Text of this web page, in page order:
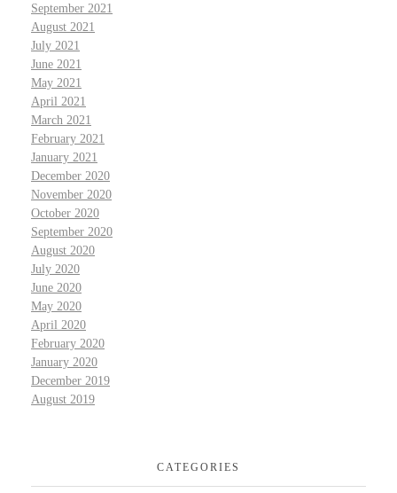
September 2021
August 2021
July 2021
June 2021
May 2021
April 2021
March 2021
February 2021
January 2021
December 2020
November 2020
October 2020
September 2020
August 2020
July 2020
June 2020
May 2020
April 2020
February 2020
January 2020
December 2019
August 2019
CATEGORIES